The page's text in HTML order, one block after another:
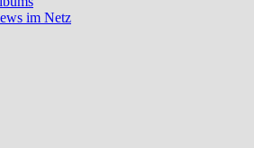
im Netz